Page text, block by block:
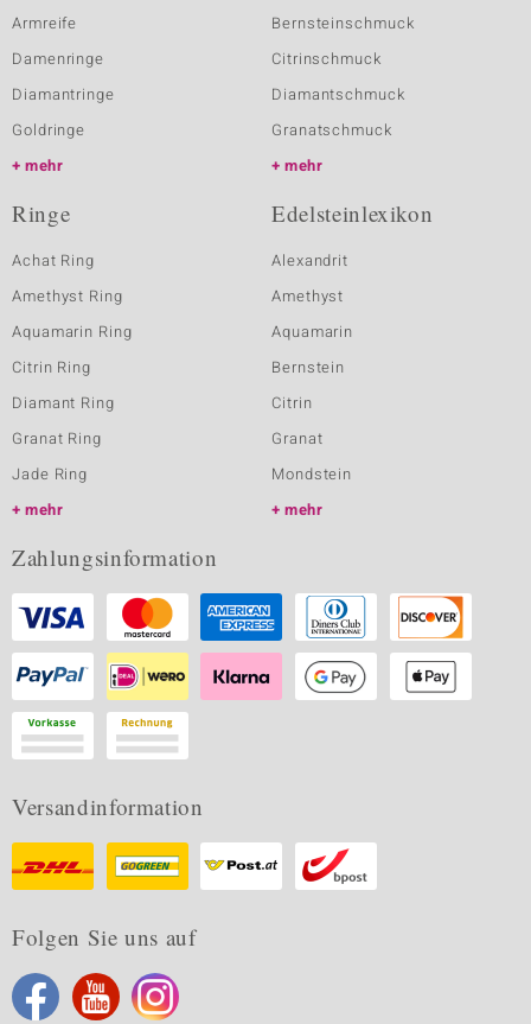
Armreife
Damenringe
Diamantringe
Goldringe
mehr
Bernsteinschmuck
Citrinschmuck
Diamantschmuck
Granatschmuck
mehr
Ringe
Achat Ring
Amethyst Ring
Aquamarin Ring
Citrin Ring
Diamant Ring
Granat Ring
Jade Ring
mehr
Edelsteinlexikon
Alexandrit
Amethyst
Aquamarin
Bernstein
Citrin
Granat
Mondstein
mehr
Zahlungsinformation
Versandinformation
Folgen Sie uns auf